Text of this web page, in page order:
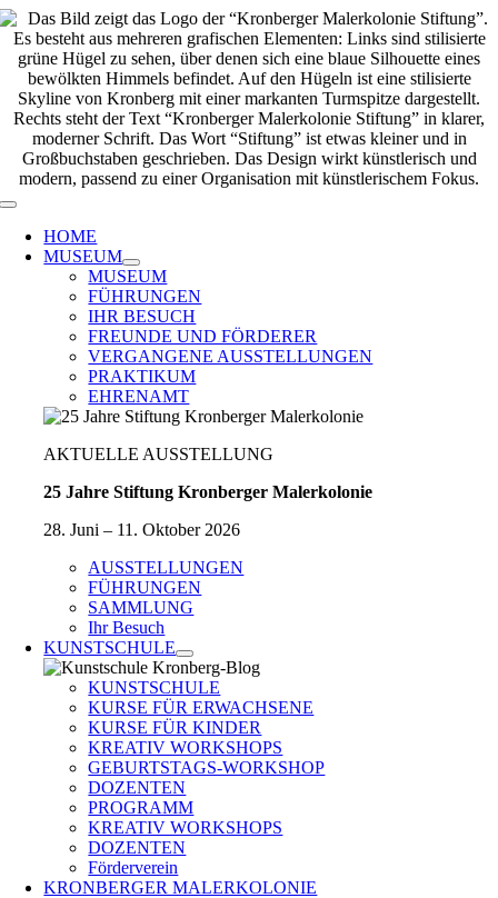
Zum
Inhalt
springen
Toggle
Navigation
HOME
MUSEUM
MUSEUM
FÜHRUNGEN
IHR BESUCH
FREUNDE UND FÖRDERER
VERGANGENE AUSSTELLUNGEN
PRAKTIKUM
EHRENAMT
AKTUELLE AUSSTELLUNG
25 Jahre Stiftung Kronberger Malerkolonie
28. Juni – 11. Oktober 2026
AUSSTELLUNGEN
FÜHRUNGEN
SAMMLUNG
Ihr Besuch
KUNSTSCHULE
KUNSTSCHULE
KURSE FÜR ERWACHSENE
KURSE FÜR KINDER
KREATIV WORKSHOPS
GEBURTSTAGS-WORKSHOP
DOZENTEN
PROGRAMM
KREATIV WORKSHOPS
DOZENTEN
Förderverein
KRONBERGER MALERKOLONIE